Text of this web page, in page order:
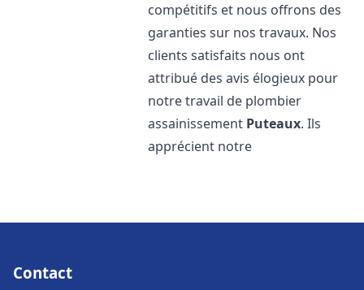
compétitifs et nous offrons des
garanties sur nos travaux. Nos
clients satisfaits nous ont
attribué des avis élogieux pour
notre travail de plombier
assainissement Puteaux. Ils
apprécient notre
Contact